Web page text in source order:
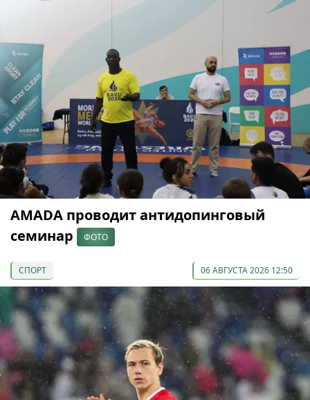
AMADA проводит антидопинговый
семинар
ФОТО
СПОРТ 06 АВГУСТА 2026 12:50